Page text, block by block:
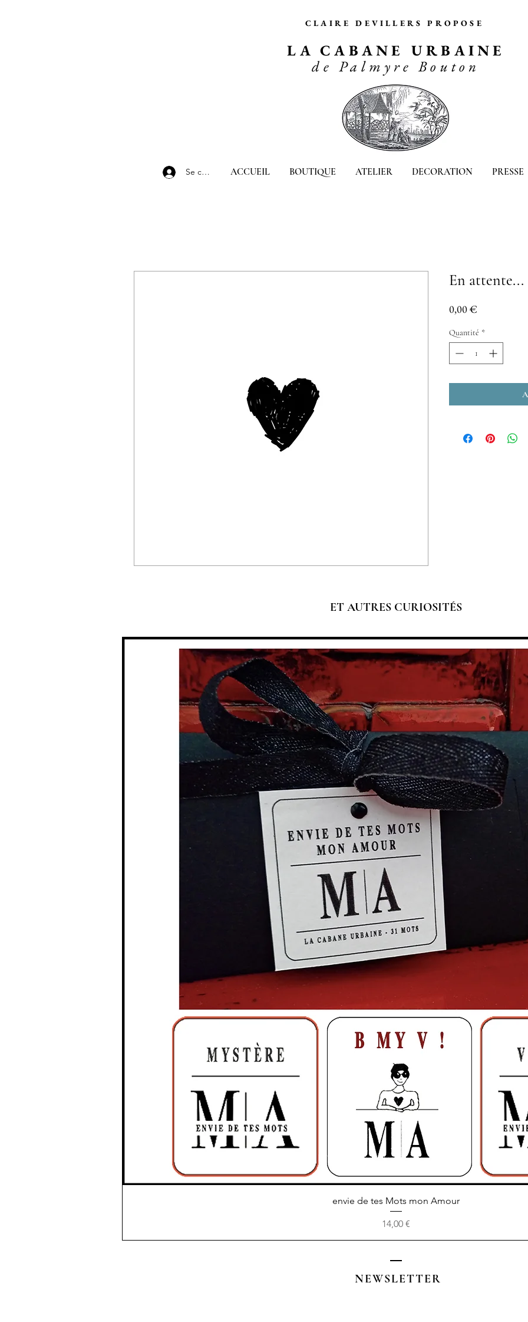
CLAIRE DEVILLERS PROPOSE
LA CABANE URBAINE
de Palmyre Bouton
Se connecterACCUEIL BOUTIQUE ATELIER DECORATION PRESSE
En attente...
0,00 €
Quantité *
ET AUTRES CURIOSITÉS
Aperçu rapide
envie de tes Mots mon Amour
Prix
14,00 €
NEWSLETTER